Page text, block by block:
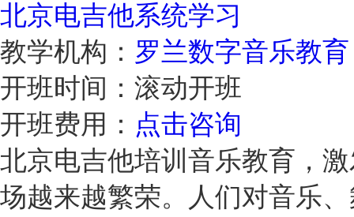
北京电吉他系统学习
教学机构： 罗兰数字音乐教育
开班时间： 滚动开班
开班费用： 点击咨询
北京电吉他培训音乐教育，
场越来越繁荣。人们对音乐